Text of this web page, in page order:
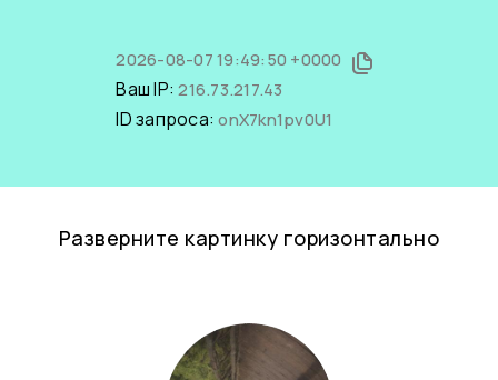
2026-08-07 19:49:50 +0000
Ваш IP:216.73.217.43
ID запроса:onX7kn1pv0U1
Разверните картинку горизонтально